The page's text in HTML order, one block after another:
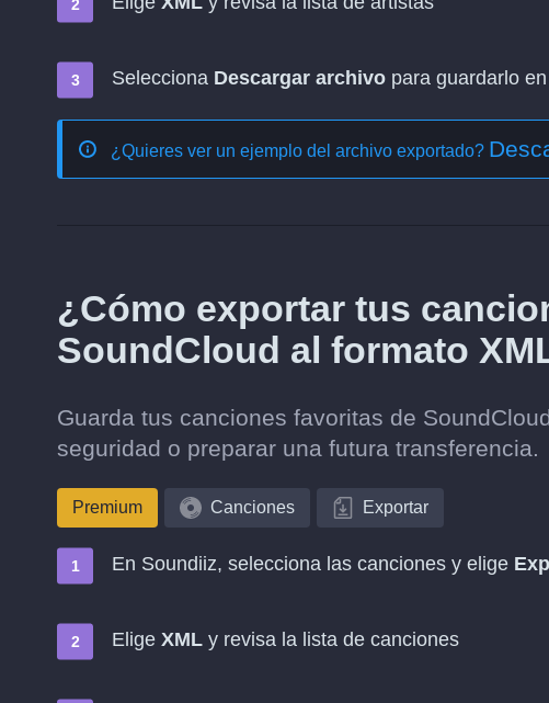
Selecciona Descargar archivo para guardarlo
¿Quieres ver un ejemplo del archivo exportado?
¿Cómo exportar tus
SoundCloud al formato
Guarda tus canciones favoritas de
seguridad o preparar una futura transferencia.
Premium Canciones Exportar
En Soundiiz, selecciona las canciones y elige
Elige XML y revisa la lista de canciones